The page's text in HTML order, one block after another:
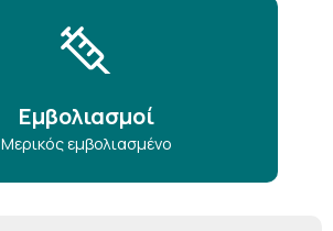
Εμβολιασμοί
Μερικός εμβολιασμένο